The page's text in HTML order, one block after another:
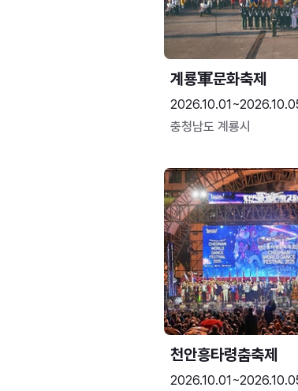
충청남도 계룡시
천안흥타령춤축제